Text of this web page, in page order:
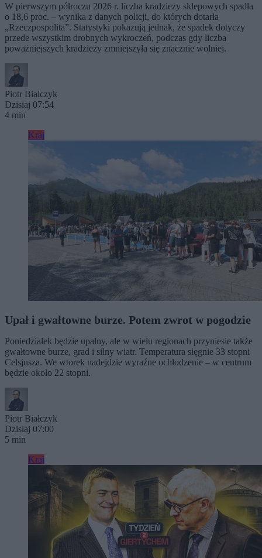
W pierwszym półroczu 2026 r. liczba kradzieży sklepowych spadła
o 18,6 proc. – wynika z danych policji, do których dotarła
„Rzeczpospolita”. Statystyki pokazują jednak, że spadek dotyczy
przede wszystkim drobnych wykroczeń, podczas gdy liczba
poważniejszych kradzieży zmniejszyła się znacznie wolniej.
Piotr Białczyk
Dzisiaj 07:54
4 min
Kraj
Upał i gwałtowne burze. Potem zwrot w pogodzie
Poniedziałek będzie upalny, ale w wielu regionach przyniesie także
gwałtowne burze, grad i silny wiatr. Temperatura sięgnie 33 stopni
Celsjusza. We wtorek nadejdzie wyraźne ochłodzenie – w centrum
będzie około 22 stopni.
Piotr Białczyk
Dzisiaj 07:00
5 min
Kraj